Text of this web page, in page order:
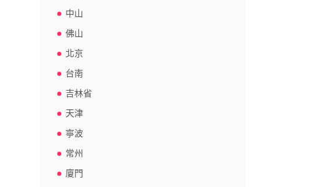
中山
佛山
北京
台南
吉林省
天津
寧波
常州
廈門